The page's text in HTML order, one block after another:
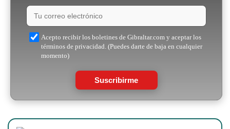
Acepto recibir los boletines de Gibraltar.com y aceptar los
términos de privacidad. (Puedes darte de baja en cualquier
momento)
Suscribirme